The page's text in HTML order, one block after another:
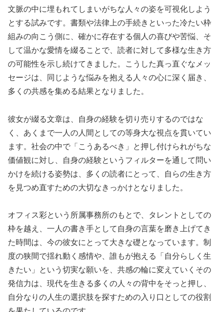
文脈の中に埋もれてしまいがちな人々の姿を可視化しよう
とする試みです。書類や法律上の手続きといった冷たい枠
組みの向こう側に、確かに存在する個人の喜びや苦悩、そ
して温かな愛情を綴ることで、読者に対して多様な生き方
の可能性を示し続けてきました。こうした真っ直ぐなメッ
セージは、同じような悩みを抱える人々の心に深く届き、
多くの共感を集める結果となりました。
彼女が綴る文章は、自身の経験を切り売りするのではな
く、あくまで一人の人間としての等身大な視点を貫いてい
ます。社会の中で「こうあるべき」と押し付けられがちな
価値観に対し、自身の経験というフィルターを通して問い
かけを続ける姿勢は、多くの読者にとって、自らの生き方
を見つめ直すための大切なきっかけとなりました。
オフィス彩という所属事務所のもとで、タレントとしての
枠を越え、一人の書き手として自身の言葉を磨き上げてき
た時間は、今の彼女にとって大きな礎となっています。制
度の狭間で揺れ動く感情や、誰もが抱える「自分らしく生
きたい」という切実な願いを、共感の輪に変えていくその
発信力は、現代を生きる多くの人々の背中をそっと押し、
自分なりの人生の選択肢を探すための入り口としての役割